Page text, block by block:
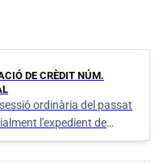
DE CRÈDIT NÚM.
ordinària del passat
l'expedient de
núm. 07/2026 (Exp.